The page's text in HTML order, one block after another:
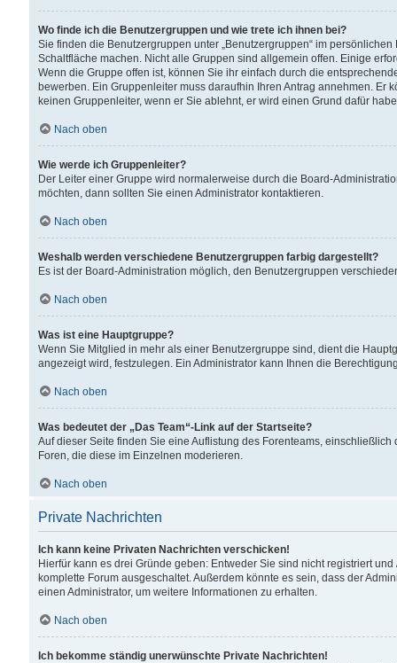
Wo finde ich die Benutzergruppen und wie trete ich ihnen bei?
Sie finden die Benutzergruppen unter „Benutzergruppen“ im
Schaltfläche machen. Nicht alle Gruppen sind allgemein offen. Einige
Wenn die Gruppe offen ist, können Sie ihr einfach durch die
bewerben. Ein Gruppenleiter muss daraufhin Ihren Antrag annehmen.
keinen Gruppenleiter, wenn er Sie ablehnt, er wird einen Grund dafür
Nach oben
Wie werde ich Gruppenleiter?
Der Leiter einer Gruppe wird normalerweise durch die Board-
möchten, dann sollten Sie einen Administrator kontaktieren.
Nach oben
Weshalb werden verschiedene Benutzergruppen farbig dargestellt?
Es ist der Board-Administration möglich, den Benutzergruppen
Nach oben
Was ist eine Hauptgruppe?
Wenn Sie Mitglied in mehr als einer Benutzergruppe sind, dient die
angezeigt wird, festzulegen. Ein Administrator kann Ihnen die
Nach oben
Was bedeutet der „Das Team“-Link auf der Startseite?
Auf dieser Seite finden Sie eine Auflistung des Forenteams,
Foren, die diese im Einzelnen moderieren.
Nach oben
Private Nachrichten
Ich kann keine Privaten Nachrichten verschicken!
Hierfür kann es drei Gründe geben: Entweder Sie sind nicht registriert
komplette Forum ausgeschaltet. Außerdem könnte es sein, dass der
einen Administrator, um weitere Informationen zu erhalten.
Nach oben
Ich bekomme ständig unerwünschte Private Nachrichten!